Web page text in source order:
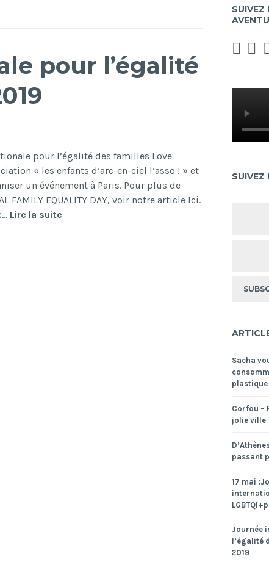
pour l’égalité
pour l’égalité des familles Love
« les enfants d’arc-en-ciel l’asso ! » et
un événement à Paris. Pour plus de
FAMILY EQUALITY DAY, voir notre article Ici.
Lire la suite
SUIVEZ
SUIVEZ
Sacha
plastique
Corfou –
jolie ville
passant
17 mai
Journée
l’égalité
2019